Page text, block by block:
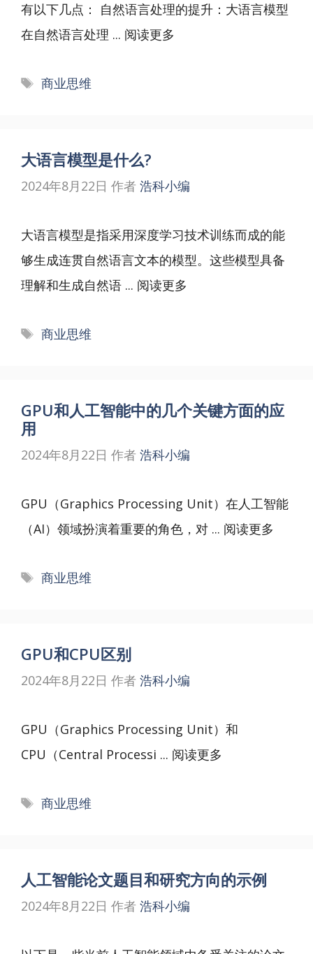
有以下几点： 自然语言处理的提升：大语言模型
在自然语言处理 ... 阅读更多
标
商业思维
大语言模型是什么?
2024年8月22日 作者 浩科小编
大语言模型是指采用深度学习技术训练而成的能
够生成连贯自然语言文本的模型。这些模型具备
理解和生成自然语 ... 阅读更多
标
商业思维
GPU和人工智能中的几个关键方面的应
用
2024年8月22日 作者 浩科小编
GPU（Graphics Processing Unit）在人工智能
（AI）领域扮演着重要的角色，对 ... 阅读更多
标
商业思维
GPU和CPU区别
2024年8月22日 作者 浩科小编
GPU（Graphics Processing Unit）和
CPU（Central Processi ... 阅读更多
标
商业思维
人工智能论文题目和研究方向的示例
2024年8月22日 作者 浩科小编